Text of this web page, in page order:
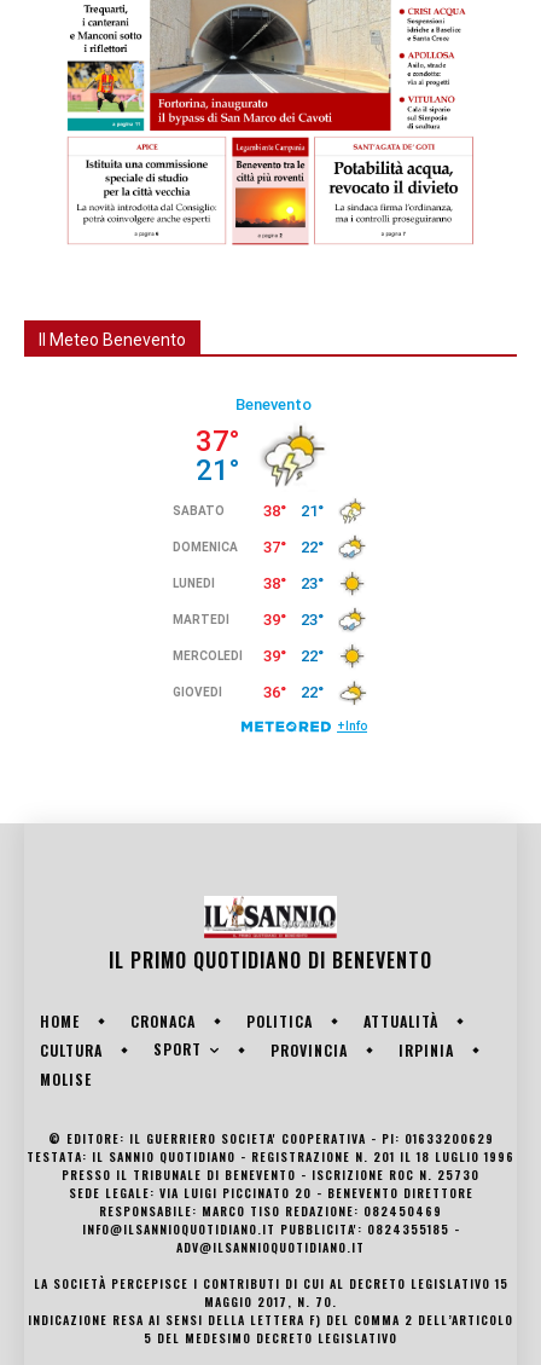
Il Meteo Benevento
IL PRIMO QUOTIDIANO DI BENEVENTO
HOME CRONACA POLITICA
ATTUALITÀ
CULTURA
SPORT PROVINCIA
IRPINIA
MOLISE
© EDITORE: IL GUERRIERO SOCIETA' COOPERATIVA - PI: 01633200629
TESTATA: IL SANNIO QUOTIDIANO - REGISTRAZIONE N. 201 IL 18 LUGLIO 1996
PRESSO IL TRIBUNALE DI BENEVENTO - ISCRIZIONE ROC N. 25730
SEDE LEGALE: VIA LUIGI PICCINATO 20 - BENEVENTO DIRETTORE
RESPONSABILE: MARCO TISO REDAZIONE: 082450469
INFO@ILSANNIOQUOTIDIANO.IT PUBBLICITA': 0824355185 -
ADV@ILSANNIOQUOTIDIANO.IT
LA SOCIETÀ PERCEPISCE I CONTRIBUTI DI CUI AL DECRETO LEGISLATIVO 15
MAGGIO 2017, N. 70.
INDICAZIONE RESA AI SENSI DELLA LETTERA F) DEL COMMA 2 DELL’ARTICOLO
5 DEL MEDESIMO DECRETO LEGISLATIVO